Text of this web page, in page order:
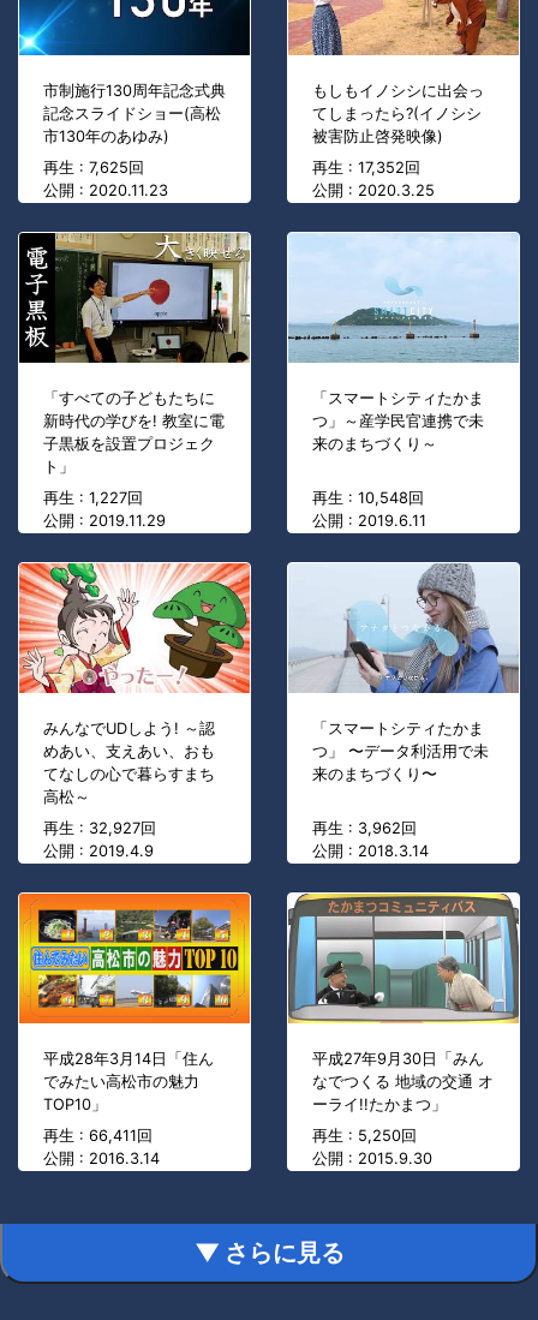
市制施行130周年記念式典
記念スライドショー(高松
市130年のあゆみ)
再生 : 7,625回
公開 : 2020.11.23
もしもイノシシに出会っ
てしまったら?(イノシシ
被害防止啓発映像)
再生 : 17,352回
公開 : 2020.3.25
「すべての子どもたちに
新時代の学びを! 教室に電
子黒板を設置プロジェク
ト」
再生 : 1,227回
公開 : 2019.11.29
「スマートシティたかま
つ」～産学民官連携で未
来のまちづくり～
再生 : 10,548回
公開 : 2019.6.11
みんなでUDしよう! ～認
めあい、支えあい、おも
てなしの心で暮らすまち
高松～
再生 : 32,927回
公開 : 2019.4.9
「スマートシティたかま
つ」 〜データ利活用で未
来のまちづくり〜
再生 : 3,962回
公開 : 2018.3.14
平成28年3月14日「住ん
でみたい高松市の魅力
TOP10」
再生 : 66,411回
公開 : 2016.3.14
平成27年9月30日「みん
なでつくる 地域の交通 オ
ーライ!!たかまつ」
再生 : 5,250回
公開 : 2015.9.30
▼ さらに見る